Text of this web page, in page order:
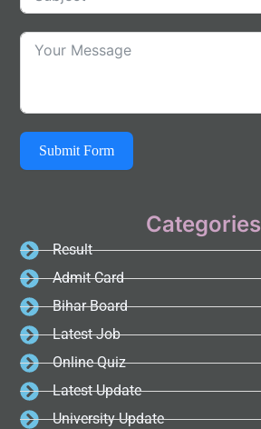
Submit Form
Categories
Result
Admit Card
Bihar Board
Latest Job
Online Quiz
Latest Update
University Update